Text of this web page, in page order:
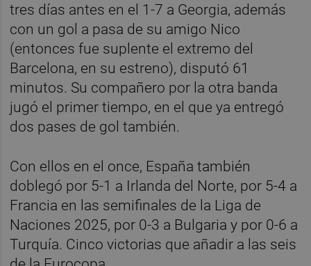
tres días antes en el 1-7 a Georgia, además
con un gol a pasa de su amigo Nico
(entonces fue suplente el extremo del
Barcelona, en su estreno), disputó 61
minutos. Su compañero por la otra banda
jugó el primer tiempo, en el que ya entregó
dos pases de gol también.
Con ellos en el once, España también
doblegó por 5-1 a Irlanda del Norte, por 5-4 a
Francia en las semifinales de la Liga de
Naciones 2025, por 0-3 a Bulgaria y por 0-6 a
Turquía. Cinco victorias que añadir a las seis